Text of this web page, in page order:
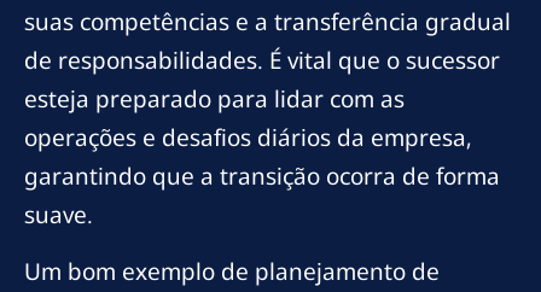
suas competências e a transferência gradual
de responsabilidades. É vital que o sucessor
esteja preparado para lidar com as
operações e desafios diários da empresa,
garantindo que a transição ocorra de forma
suave.
Um bom exemplo de planejamento de